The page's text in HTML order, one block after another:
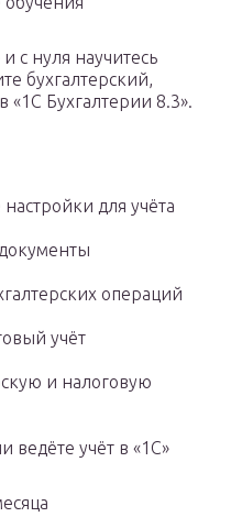
с нуля научитесь
бухгалтерский,
«1С Бухгалтерии 8.3».
для учёта
операций
учёт
и налоговую
ведёте учёт в «1С»